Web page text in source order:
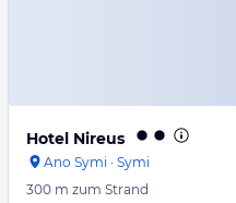
Hotel Nireus
Ano Symi · Symi
300 m zum Strand